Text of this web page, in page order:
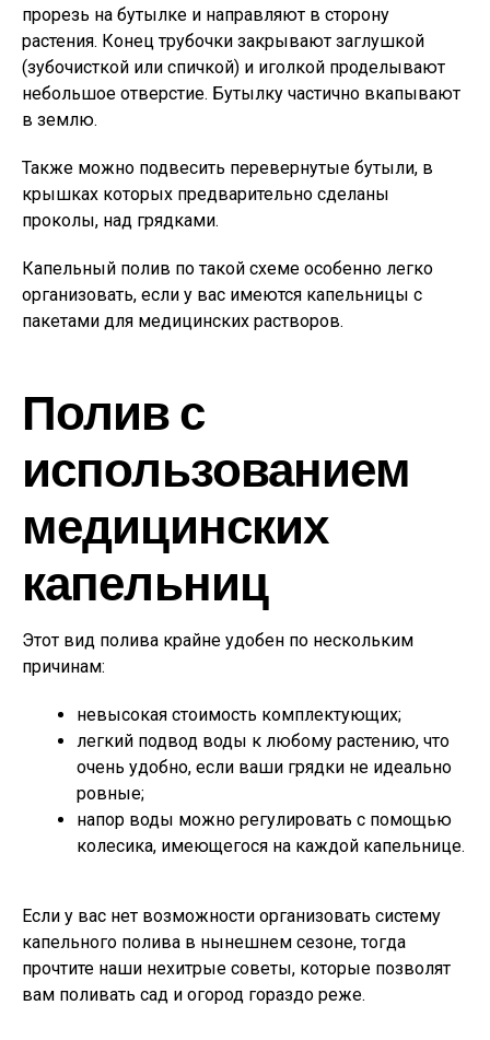
прорезь на бутылке и направляют в сторону
растения. Конец трубочки закрывают заглушкой
(зубочисткой или спичкой) и иголкой проделывают
небольшое отверстие. Бутылку частично вкапывают
в землю.
Также можно подвесить перевернутые бутыли, в
крышках которых предварительно сделаны
проколы, над грядками.
Капельный полив по такой схеме особенно легко
организовать, если у вас имеются капельницы с
пакетами для медицинских растворов.
Полив с
использованием
медицинских
капельниц
Этот вид полива крайне удобен по нескольким
причинам:
невысокая стоимость комплектующих;
легкий подвод воды к любому растению, что
очень удобно, если ваши грядки не идеально
ровные;
напор воды можно регулировать с помощью
колесика, имеющегося на каждой капельнице.
Если у вас нет возможности организовать систему
капельного полива в нынешнем сезоне, тогда
прочтите наши нехитрые советы, которые позволят
вам поливать сад и огород гораздо реже.